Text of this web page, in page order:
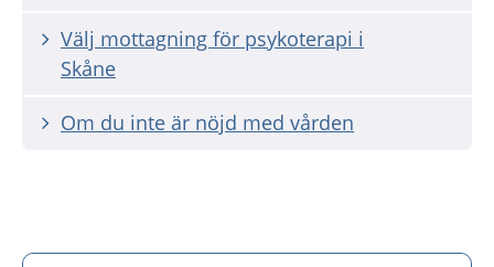
Välj mottagning för psykoterapi i
Skåne
Om du inte är nöjd med vården